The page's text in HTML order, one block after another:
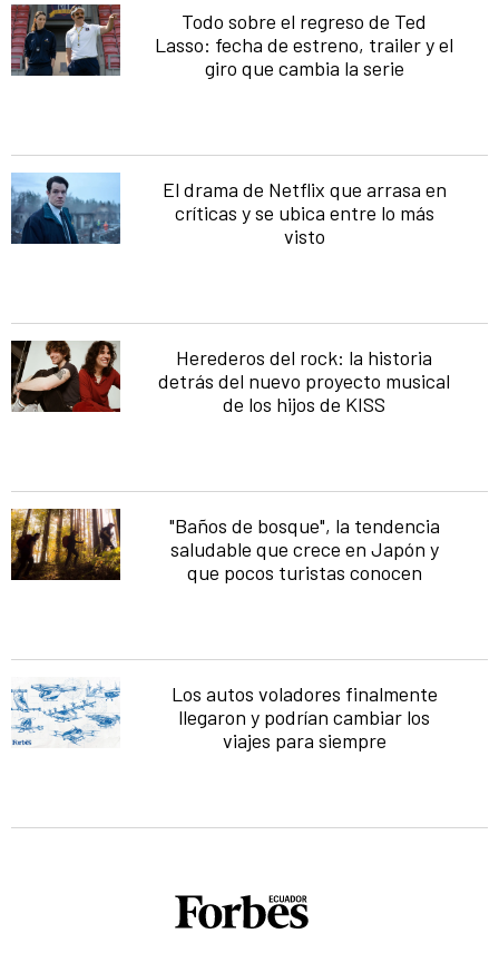
Todo sobre el regreso de Ted
Lasso: fecha de estreno, trailer y el
giro que cambia la serie
El drama de Netflix que arrasa en
críticas y se ubica entre lo más
visto
Herederos del rock: la historia
detrás del nuevo proyecto musical
de los hijos de KISS
"Baños de bosque", la tendencia
saludable que crece en Japón y
que pocos turistas conocen
Los autos voladores finalmente
llegaron y podrían cambiar los
viajes para siempre